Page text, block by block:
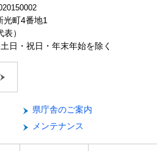
町4番地1
）
日・祝日・年末年始を除く
県庁舎のご案内
メンテナンス